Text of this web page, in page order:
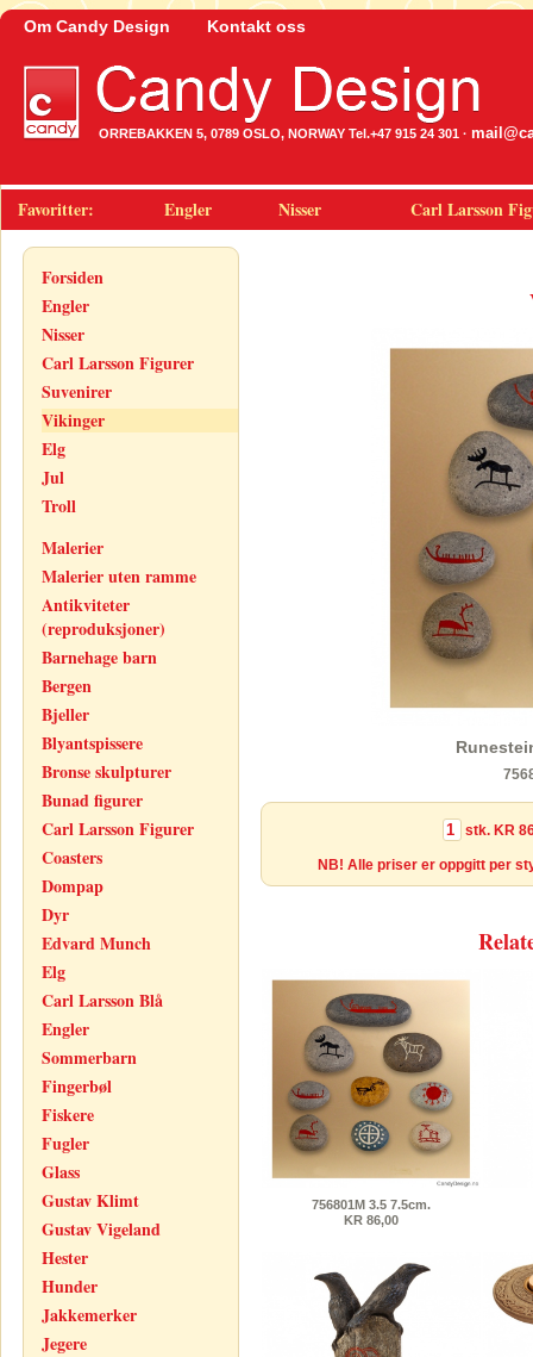
Om Candy Design Kontakt oss
ORREBAKKEN 5, 0789 OSLO, NORWAY Tel.+47 915 24 301 ·
Favoritter: Engler Nisser Carl Larsson
Forsiden
Engler
Nisser
Carl Larsson Figurer
Suvenirer
Vikinger
Elg
Jul
Troll
Malerier
Malerier uten ramme
Antikviteter
(reproduksjoner)
Barnehage barn
Bergen
Bjeller
Blyantspissere
Bronse skulpturer
Bunad figurer
Carl Larsson Figurer
Coasters
Dompap
Dyr
Edvard Munch
Elg
Carl Larsson Blå
Engler
Sommerbarn
Fingerbøl
Fiskere
Fugler
Glass
Gustav Klimt
Gustav Vigeland
Hester
Hunder
Jakkemerker
Jegere
stk. KR
NB! Alle priser er oppgitt per
756801M 3.5 7.5cm.
KR 86,00